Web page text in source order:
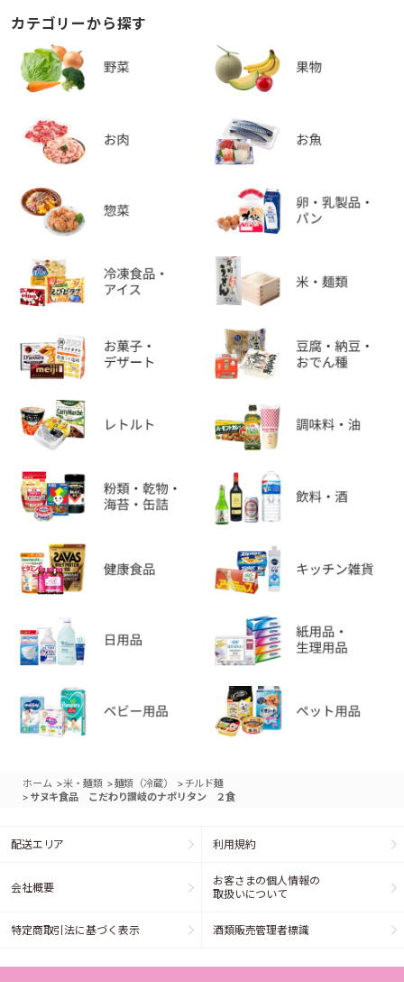
カテゴリーから探す
ホーム >米・麺類 >麺類（冷蔵） >チルド麺
> サヌキ食品 こだわり讃岐のナポリタン ２食
配送エリア 利用規約
会社概要
お客さまの個人情報の
取扱いについて
特定商取引法に基づく表示 酒類販売管理者標識